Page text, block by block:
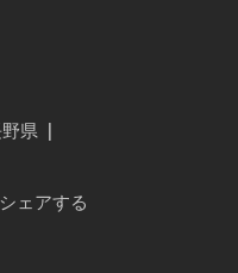
県
ェアする